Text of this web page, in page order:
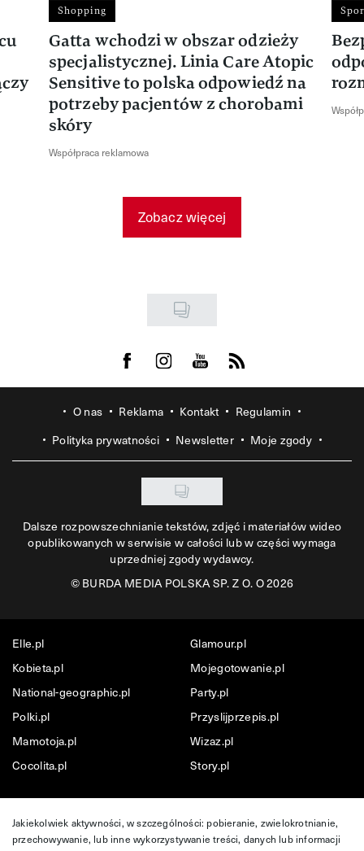
Shopping
Gatta wchodzi w obszar odzieży
specjalistycznej. Linia Care Atopic
Sensitive to polska odpowiedź na
potrzeby pacjentów z chorobami
skóry
Współpraca reklamowa
Zobacz więcej
Visit us on Facebook
Visit us on Instagram
Visit us on Youtube
Visit us on Rss
O nas Reklama Kontakt
Regulamin
Polityka prywatności
Newsletter Moje zgody
Dalsze rozpowszechnianie tekstów, zdjęć i materiałów wideo
opublikowanych w serwisie w całości lub w części wymaga
uprzedniej zgody wydawcy.
©BURDA MEDIA POLSKA SP. Z O. O 2026
Elle.pl
Glamour.pl
Kobieta.pl
Mojegotowanie.pl
National-geographic.pl
Party.pl
Polki.pl
Przyslijprzepis.pl
Mamotoja.pl
Wizaz.pl
Cocolita.pl
Story.pl
Jakiekolwiek aktywności, w szczególności: pobieranie, zwielokrotnianie,
przechowywanie, lub inne wykorzystywanie treści, danych lub informacji